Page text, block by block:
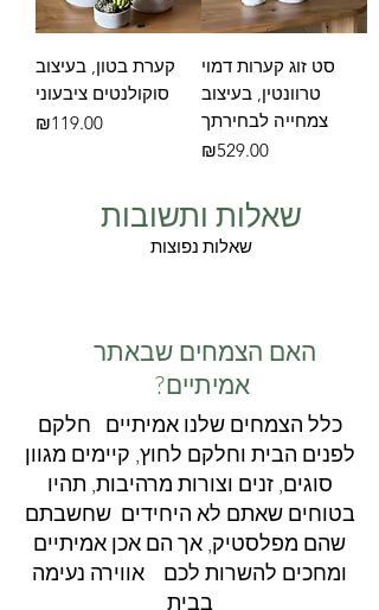
סט זוג קערות דמוי
טרוונטין, בעיצוב
צמחייה לבחירתך
מחיר
₪529.00
קערת בטון, בעיצוב
סוקולנטים ציבעוני
מחיר
₪119.00
שאלות ותשובות
שאלות נפוצות
האם הצמחים שבאתר
?אמיתיים
כלל הצמחים שלנו אמיתיים חלקם
לפנים הבית וחלקם לחוץ, קיימים מגוון
סוגים, זנים וצורות מרהיבות, תהיו
בטוחים שאתם לא היחידים שחשבתם
שהם מפלסטיק, אך הם אכן אמיתיים
ומחכים להשרות לכם אווירה נעימה
בבית